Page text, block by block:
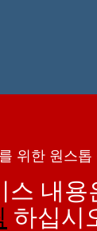
위한 원스톱
스 내용
하십시